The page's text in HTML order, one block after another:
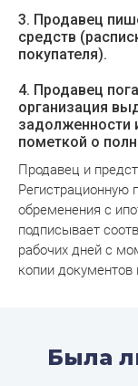
3. Продавец
средств
покупателя).
4. Продавец
организация
задолженности
пометкой о
Продавец и
Регистрационную
обременения с
подписывает
рабочих дней с
копии
Была